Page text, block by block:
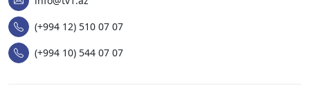
(+994 12) 510 07 07
(+994 10) 544 07 07